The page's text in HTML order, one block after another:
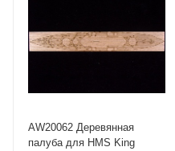
AW20062 Деревянная
палуба для HMS King